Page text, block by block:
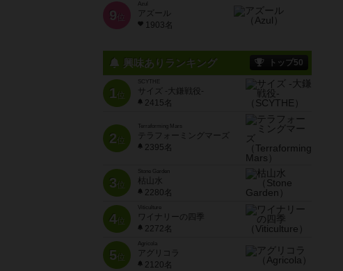
9 位
Azul
アズール
1903名
興味ありランキング トップ50
1位
SCYTHE
サイズ -大鎌戦役-
2415名
2位
Terraforming Mars
テラフォーミングマーズ
2395名
3位
Stone Garden
枯山水
2280名
4位
Viticulture
ワイナリーの四季
2272名
5位
Agricola
アグリコラ
2120名